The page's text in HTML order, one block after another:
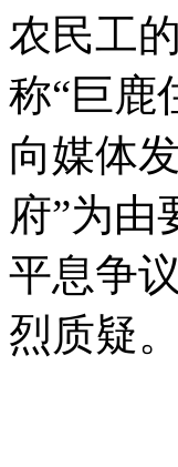
农民工
称“巨鹿
向媒体
府”为由
平息争
烈质疑。